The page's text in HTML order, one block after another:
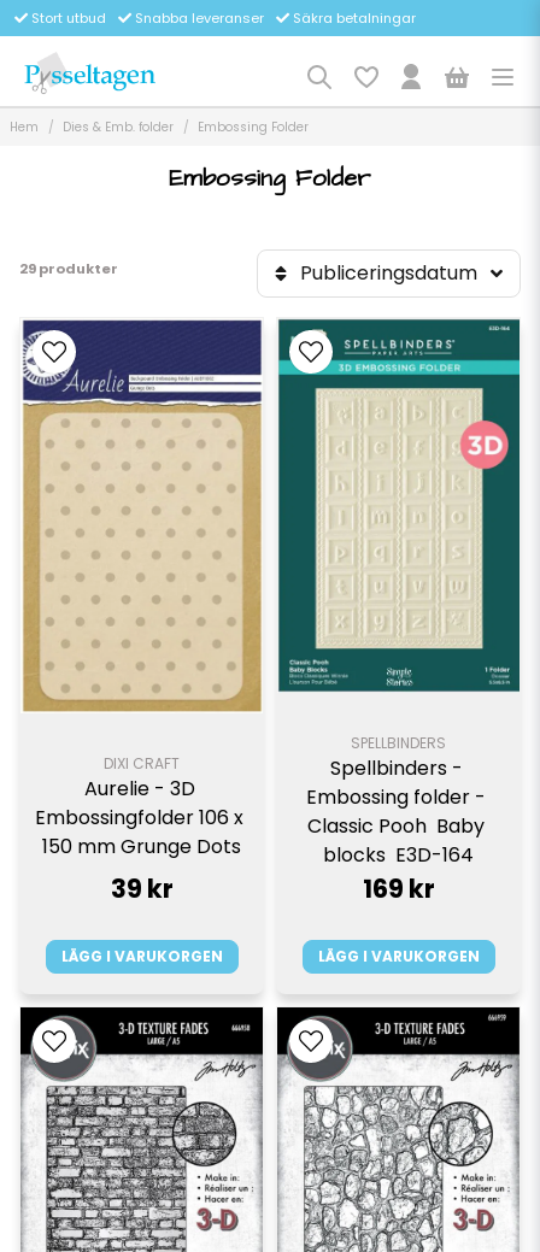
Stort utbud Snabba leveranser Säkra betalningar
Hem Dies & Emb. folder Embossing Folder
Embossing Folder
29 produkter Publiceringsdatum
DIXI CRAFT
Aurelie - 3D
Embossingfolder 106 x
150 mm Grunge Dots
39 kr
LÄGG I VARUKORGEN
SPELLBINDERS
Spellbinders -
Embossing folder -
Classic Pooh  Baby
blocks  E3D-164
169 kr
LÄGG I VARUKORGEN